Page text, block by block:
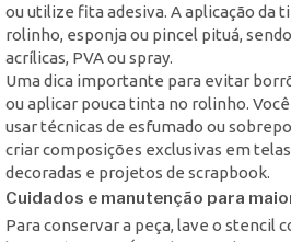
ou utilize fita adesiva. A aplicação da
rolinho, esponja ou pincel pituá,
acrílicas, PVA ou spray.
Uma dica importante para evitar
ou aplicar pouca tinta no rolinho.
usar técnicas de esfumado ou
criar composições exclusivas em
decoradas e projetos de scrapbook.
Cuidados e manutenção para
Para conservar a peça, lave o stencil